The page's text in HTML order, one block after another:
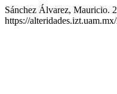
Sánchez Álvarez, Mauricio.
https://